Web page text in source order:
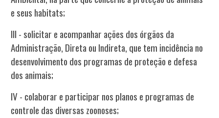
e seus habitats;
III - solicitar e acompanhar ações dos órgãos da
Administração, Direta ou Indireta, que tem incidência no
desenvolvimento dos programas de proteção e defesa
dos animais;
IV - colaborar e participar nos planos e programas de
controle das diversas zoonoses;